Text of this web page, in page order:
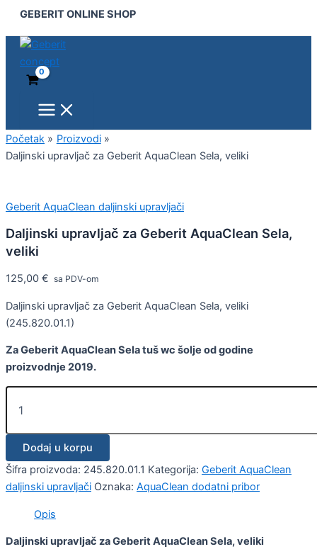
Pređi
sadržaj
GEBERIT ONLINE SHOP
Menu
Početak
Proizvodi
Daljinski upravljač za Geberit AquaClean Sela, veliki
Geberit AquaClean daljinski upravljači
Daljinski upravljač za Geberit AquaClean Sela,
veliki
125,00 € sa PDV-om
Daljinski upravljač za Geberit AquaClean Sela, veliki
(245.820.01.1)
Za Geberit AquaClean Sela tuš wc šolje od godine
proizvodnje 2019.
upravljač
za
Geberit
AquaClean
Sela,
količina
Dodaj u korpu
Šifra proizvoda: 245.820.01.1 Kategorija: Geberit AquaClean
daljinski upravljači Oznaka: AquaClean dodatni pribor
Opis
Daljinski upravljač za Geberit AquaClean Sela, veliki